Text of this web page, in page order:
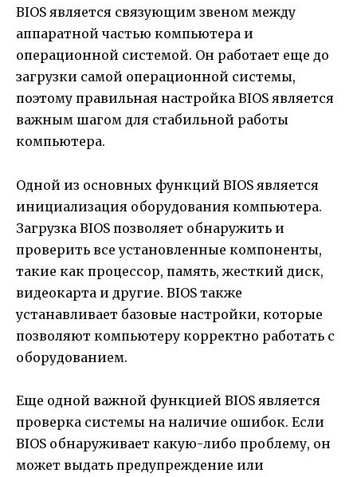
BIOS является связующим звеном между
аппаратной частью компьютера и
операционной системой. Он работает еще до
загрузки самой операционной системы,
поэтому правильная настройка BIOS является
важным шагом для стабильной работы
компьютера.
Одной из основных функций BIOS является
инициализация оборудования компьютера.
Загрузка BIOS позволяет обнаружить и
проверить все установленные компоненты,
такие как процессор, память, жесткий диск,
видеокарта и другие. BIOS также
устанавливает базовые настройки, которые
позволяют компьютеру корректно работать с
оборудованием.
Еще одной важной функцией BIOS является
проверка системы на наличие ошибок. Если
BIOS обнаруживает какую-либо проблему, он
может выдать предупреждение или